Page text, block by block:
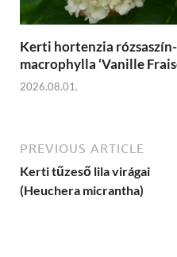
Kerti hortenzia
macrophylla ‘Vanille
2026.08.01.
PREVIOUS ARTICLE
Kerti tűzeső lila virágai
(Heuchera micrantha)